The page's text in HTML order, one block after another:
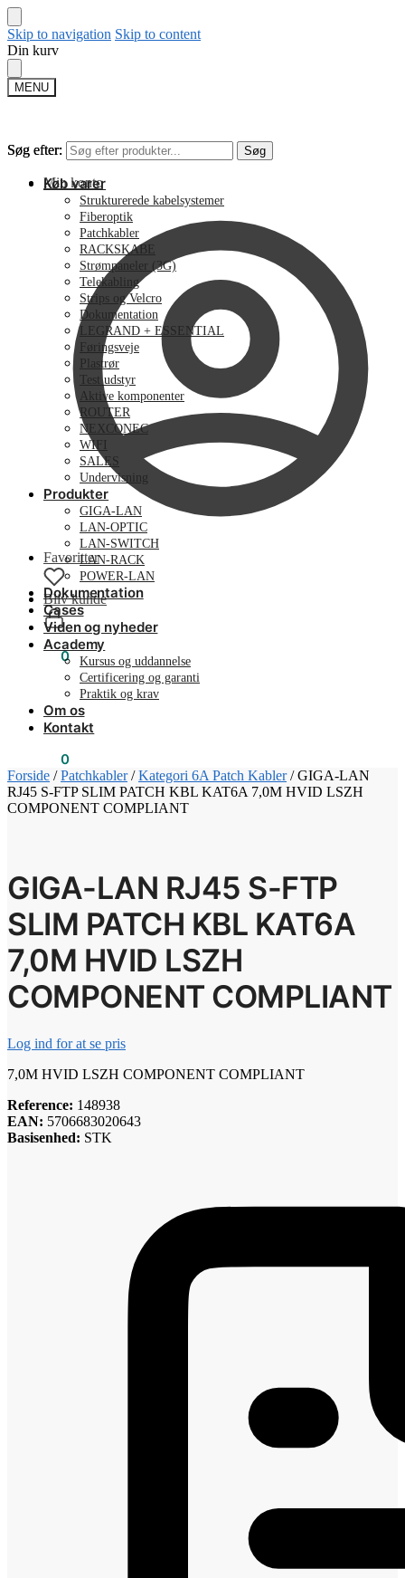
Skip to navigation Skip to content
Din kurv
MENU
Søg efter: Søg
Min konto
Favoritter
Bliv kunde
kr. 0
Søg efter: Søg
Køb varer
Strukturerede kabelsystemer
Fiberoptik
Patchkabler
RACKSKABE
Strømpaneler (3G)
Telekabling
Strips og Velcro
Dokumentation
LEGRAND + ESSENTIAL
Føringsveje
Plastrør
Test udstyr
Aktive komponenter
ROUTER
NEXCONEC
WIFI
SALES
Undervisning
Produkter
GIGA-LAN
LAN-OPTIC
LAN-SWITCH
LAN-RACK
POWER-LAN
Dokumentation
Cases
Viden og nyheder
Academy
Kursus og uddannelse
Certificering og garanti
Praktik og krav
Om os
Kontakt
0
Forside /Patchkabler/Kategori 6A Patch Kabler/GIGA-LAN
RJ45 S-FTP SLIM PATCH KBL KAT6A 7,0M HVID LSZH
COMPONENT COMPLIANT
GIGA-LAN RJ45 S-FTP
SLIM PATCH KBL KAT6A
7,0M HVID LSZH
COMPONENT COMPLIANT
Log ind for at se pris
7,0M HVID LSZH COMPONENT COMPLIANT
Reference: 148938
EAN: 5706683020643
Basisenhed: STK